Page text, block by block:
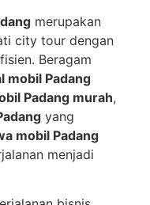
merupakan
city tour dengan
Beragam
mobil Padang
Padang murah,
yang
mobil Padang
menjadi